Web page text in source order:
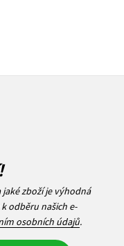
jaké zboží je výhodná
odběru našich e-
osobních údajů.